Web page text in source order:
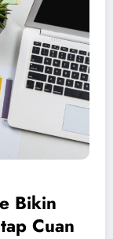
Bikin
Cuan